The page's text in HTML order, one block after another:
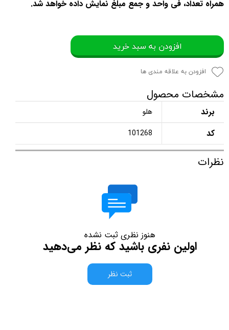
همراه تعداد، فی واحد و جمع مبلغ نمایش داده خواهد شد.
افزودن به سبد خرید
افزودن به علاقه مندی ها
مشخصات محصول
برند هلو
کد 101268
نظرات
هنوز نظری ثبت نشده
اولین نفری باشید که نظر می‌دهید
ثبت نظر